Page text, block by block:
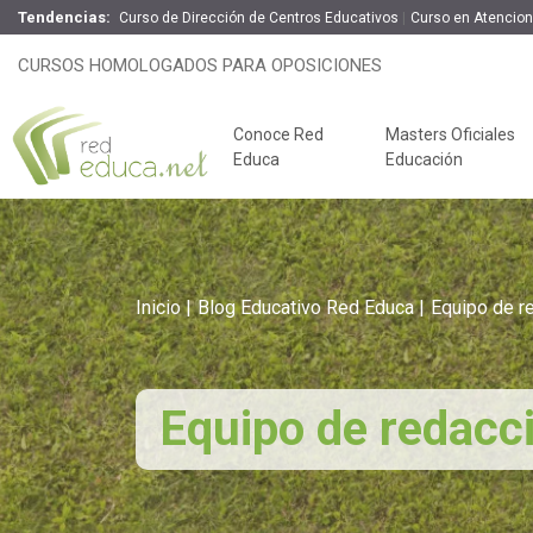
Tendencias: Curso de Dirección de Centros Educativos Curso en
CURSOS HOMOLOGADOS PARA OPOSICIONES
Conoce Red
Educa
Masters Oficiales
Educación
Claves del éxito
Oposiciones de
Inicio Blog Educativo Red Educa Equipo de
Equipo de